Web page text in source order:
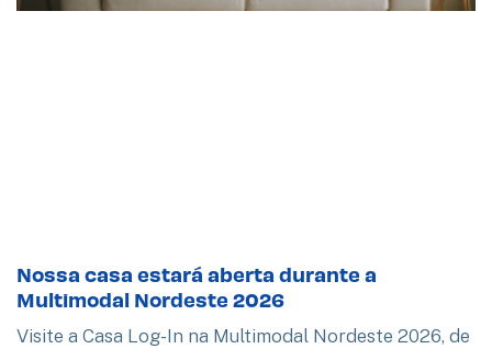
Nossa casa estará aberta durante a
Multimodal Nordeste 2026
Visite a Casa Log-In na Multimodal Nordeste 2026, de